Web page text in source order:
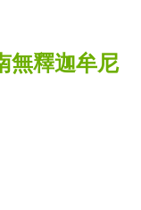
無釋迦牟尼